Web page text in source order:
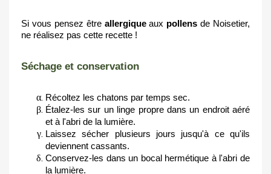
Si vous pensez être allergique aux pollens de Noisetier,
ne réalisez pas cette recette !
Séchage et conservation
Récoltez les chatons par temps sec.
Étalez-les sur un linge propre dans un endroit aéré
et à l'abri de la lumière.
Laissez sécher plusieurs jours jusqu'à ce qu'ils
deviennent cassants.
Conservez-les dans un bocal hermétique à l'abri de
la lumière.